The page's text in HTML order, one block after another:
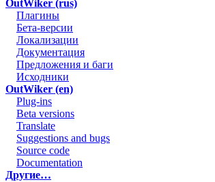
OutWiker (rus)
Плагины
Бета-версии
Локализации
Документация
Предложения и баги
Исходники
OutWiker (en)
Plug-ins
Beta versions
Translate
Suggestions and bugs
Source code
Documentation
Другие…